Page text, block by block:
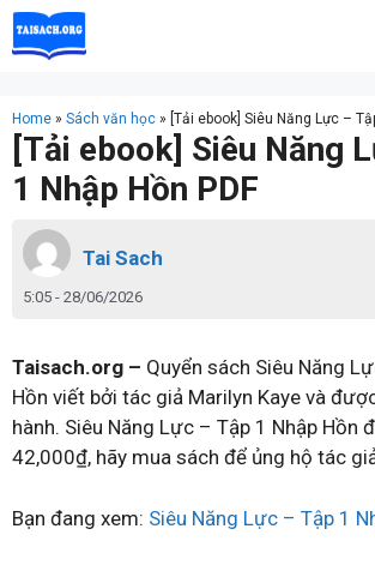
Skip
to
Home » Sách văn học » [Tải ebook] Siêu Năng Lực –
[Tải ebook] Siêu Năng
1 Nhập Hồn PDF
Tai Sach
5:05 - 28/06/2026
Taisach.org – Quyển sách Siêu Năng
Hồn viết bởi tác giả Marilyn Kaye và
hành. Siêu Năng Lực – Tập 1 Nhập Hồn
42,000₫, hãy mua sách để ủng hộ tác
Bạn đang xem: Siêu Năng Lực – Tập 1